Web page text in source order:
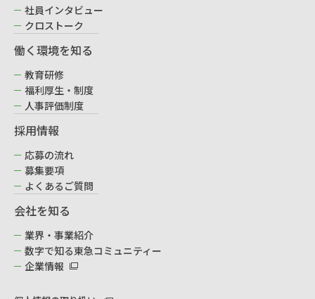
社員インタビュー
クロストーク
働く環境を知る
教育研修
福利厚生・制度
人事評価制度
採用情報
応募の流れ
募集要項
よくあるご質問
会社を知る
業界・事業紹介
数字で知る東急コミュニティー
企業情報